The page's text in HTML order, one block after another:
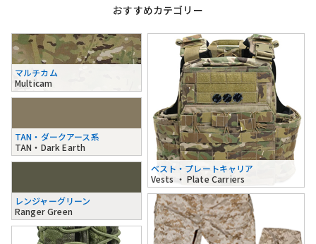
おすすめカテゴリー
マルチカム
Multicam
TAN・ダークアース系
TAN・Dark Earth
レンジャーグリーン
Ranger Green
ベスト・プレートキャリア
Vests ・ Plate Carriers